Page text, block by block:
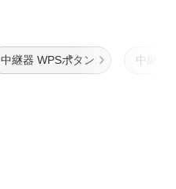
中継器 WPSボタン 中継器